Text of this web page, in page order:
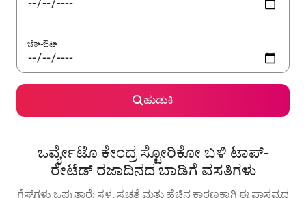
ಚೆಕ್-ಔಟ್
ಹುಡುಕಿ
ಒರ್ವ್ಯೇಟೊ ಕೇಂದ್ರ ಸ್ಟೋರಿಕೋ ಬಳಿ ಟಾಪ್-
ರೇಟೆಡ್ ರಜಾದಿನದ ಬಾಡಿಗೆ ವಸತಿಗಳು
ಗೆಸ್ಟ್‌ಗಳು ಒಪ್ಪುತ್ತಾರೆ: ಸ್ಥಳ, ಸ್ವಚ್ಛತೆ ಮತ್ತು ಹೆಚ್ಚಿನ ಕಾರಣಕ್ಕಾಗಿ ಈ ವಾಸ್ತವ್ಯದ